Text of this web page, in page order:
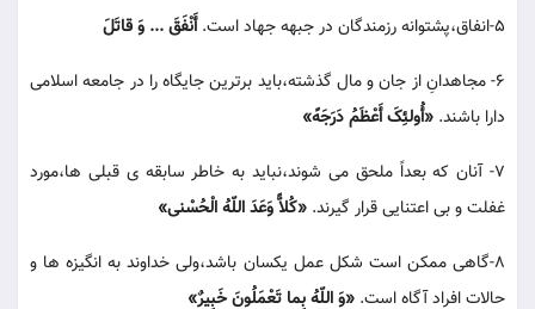
5-انفاق،پشتوانه رزمندگان در جبهه جهاد است. أَنْفَقَ ... وَ قاتَلَ
6- مجاهدانِ از جان و مال گذشته،باید برترین جایگاه را در جامعه اسلامی
دارا باشند. «أُولئِکَ أَعْظَمُ دَرَجَهً»
7- آنان که بعداً ملحق می شوند،نباید به خاطر سابقه ی قبلی ها،مورد
غفلت و بی اعتنایی قرار گیرند. «کُلاًّ وَعَدَ اللّهُ الْحُسْنی»
8-گاهی ممکن است شکل عمل یکسان باشد،ولی خداوند به انگیزه ها و
حالات افراد آگاه است. «وَ اللّهُ بِما تَعْمَلُونَ خَبِیرٌ»